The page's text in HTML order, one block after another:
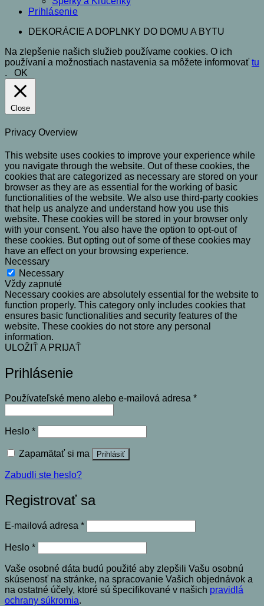
Prihlásenie
DEKORÁCIE A DOPLNKY DO DOMU A BYTU
Na zlepšenie našich služieb používame cookies. O ich
používaní a možnostiach nastavenia sa môžete informovať tu
. OK
Close
Privacy Overview
This website uses cookies to improve your experience while
you navigate through the website. Out of these cookies, the
cookies that are categorized as necessary are stored on your
browser as they are as essential for the working of basic
functionalities of the website. We also use third-party cookies
that help us analyze and understand how you use this
website. These cookies will be stored in your browser only
with your consent. You also have the option to opt-out of
these cookies. But opting out of some of these cookies may
have an effect on your browsing experience.
Necessary
Necessary
Vždy zapnuté
Necessary cookies are absolutely essential for the website to
function properly. This category only includes cookies that
ensures basic functionalities and security features of the
website. These cookies do not store any personal
information.
ULOŽIŤ A PRIJAŤ
Prihlásenie
Používateľské meno alebo e-mailová adresa *Povinné
Heslo *Povinné
Zapamätať si ma Prihlásiť
Zabudli ste heslo?
Registrovať sa
E-mailová adresa *Povinné
Heslo *Povinné
Vaše osobné dáta budú použité aby zlepšili Vašu osobnú
skúsenosť na stránke, na spracovanie Vašich objednávok a
na ostatné účely, ktoré sú špecifikované v našich pravidlá
ochrany súkromia.